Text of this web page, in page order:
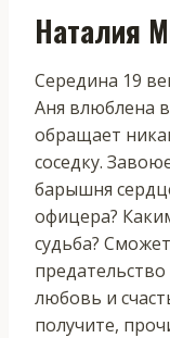
Наталия
Середина 19
Аня влюблена
обращает
соседку.
барышня
офицера?
судьба?
любовь и
получите,